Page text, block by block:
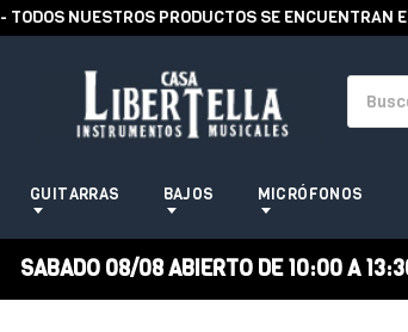
NUESTROS PRODUCTOS SE ENCUENTRAN EN
GUITARRAS BAJOS MICRÓFONOS
SABADO 08/08 ABIERTO DE 10:00 A